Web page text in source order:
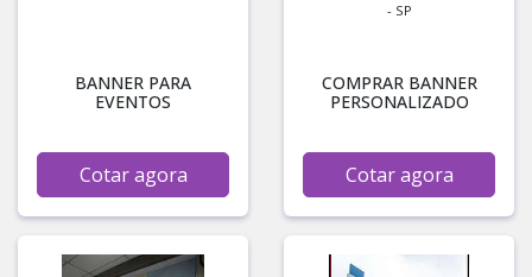
BANNER PARA
EVENTOS
Cotar agora
- SP
COMPRAR BANNER
PERSONALIZADO
Cotar agora